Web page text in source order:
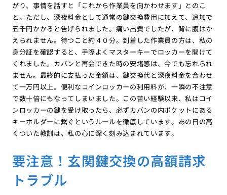
がり、事情を話すと「これから作業員を向かわせます」とのこ
と。ただし、深夜料金として通常の鍵交換費用に加えて、追加で
五千円かかると告げられました。痛い出費でしたが、背に腹はか
えられません。待つこと約４０分。到着した作業員の方は、私の
身分証を確認すると、手際よくマスターキーでロッカーを開けて
くれました。カバンと再会できた時の安堵感は、今でも忘れられ
ません。最終的に支払った金額は、鍵交換代と深夜料金を合わせ
て一万円以上。便利なコインロッカーの利用料が、一瞬の不注意
で数十倍にもなってしまいました。この苦い経験以来、私はコイ
ンロッカーの鍵を受け取ったら、必ずカバンの内ポケットにある
キーホルダーに繋ぐというルールを徹底しています。あの日の高
くついた教訓は、私の心に深く刻み込まれています。
要注意！玄関鍵交換の高額請求
トラブル